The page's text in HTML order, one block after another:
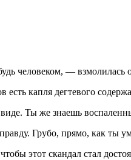
человеком, — взмолилась
капля дегтевого
Ты же знаешь
правду. Грубо, прямо, как
этот скандал стал